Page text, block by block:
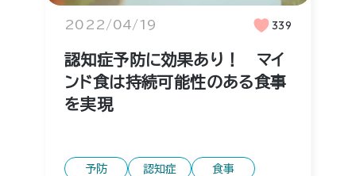
2022/04/19 339
認知症予防に効果あり！ マイ
ンド食は持続可能性のある食事
を実現
予防 認知症 食事